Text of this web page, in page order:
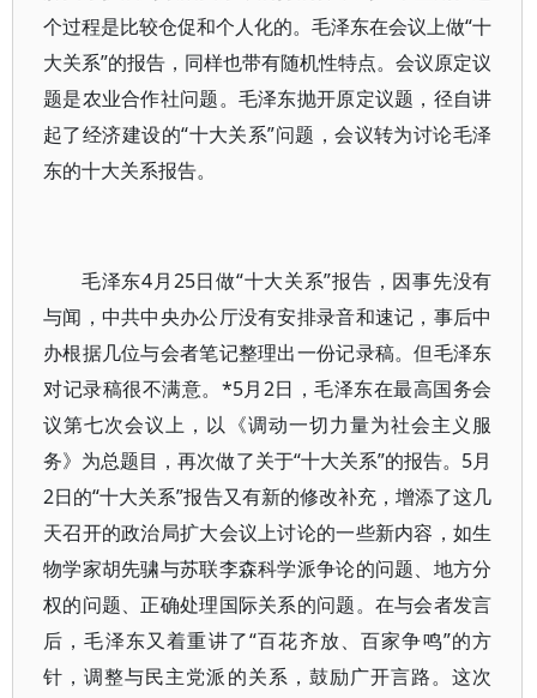
个过程是比较仓促和个人化的。毛泽东在会议上做“十
大关系”的报告，同样也带有随机性特点。会议原定议
题是农业合作社问题。毛泽东抛开原定议题，径自讲
起了经济建设的“十大关系”问题，会议转为讨论毛泽
东的十大关系报告。
毛泽东4月25日做“十大关系”报告，因事先没有
与闻，中共中央办公厅没有安排录音和速记，事后中
办根据几位与会者笔记整理出一份记录稿。但毛泽东
对记录稿很不满意。*5月2日，毛泽东在最高国务会
议第七次会议上，以《调动一切力量为社会主义服
务》为总题目，再次做了关于“十大关系”的报告。5月
2日的“十大关系”报告又有新的修改补充，增添了这几
天召开的政治局扩大会议上讨论的一些新内容，如生
物学家胡先骕与苏联李森科学派争论的问题、地方分
权的问题、正确处理国际关系的问题。在与会者发言
后，毛泽东又着重讲了“百花齐放、百家争鸣”的方
针，调整与民主党派的关系，鼓励广开言路。这次